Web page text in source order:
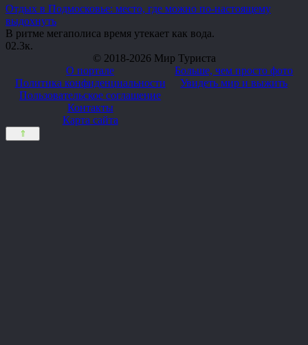
Отдых в Подмосковье: место, где можно по-настоящему
выдохнуть
В ритме мегаполиса время утекает как вода.
02.3к.
© 2018-2026 Мир Туриста
О портале
Политика конфиденциальности
Пользовательское соглашение
Контакты
Карта сайта
Больше, чем просто фото
Увидеть мир и выжить